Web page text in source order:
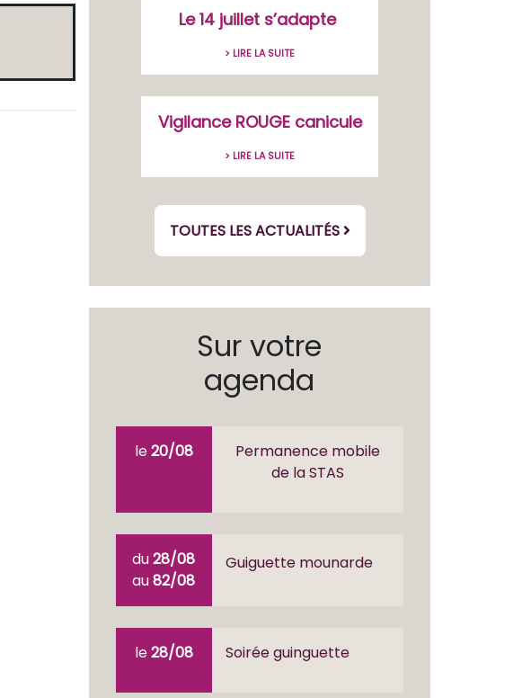
Le 14 juillet s’adapte
> LIRE LA SUITE
Vigilance ROUGE canicule
> LIRE LA SUITE
TOUTES LES ACTUALITÉS
Sur votre
agenda
le20/08
Permanence mobile
de la STAS
du28/08
au82/08
Guiguette mounarde
le28/08 Soirée guinguette